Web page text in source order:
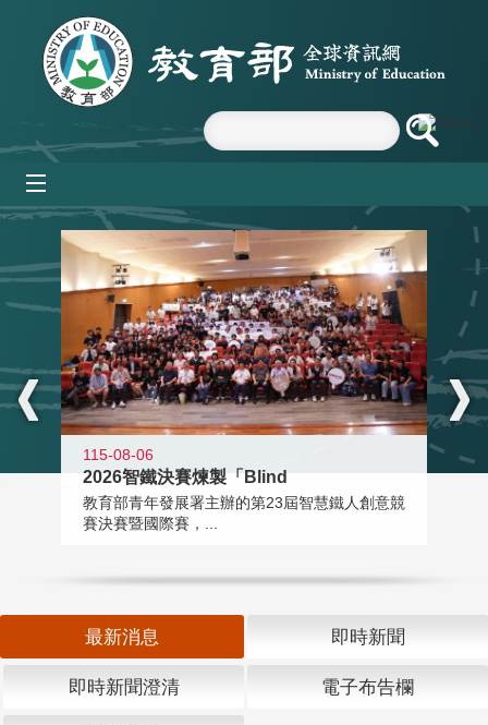
跳到主要內容區塊
:::
115-08-06
2026智鐵決賽煉製「Blind
教育部青年發展署主辦的第23屆智慧鐵人創意競
賽決賽暨國際賽，...
最新消息 即時新聞
即時新聞澄清 電子布告欄